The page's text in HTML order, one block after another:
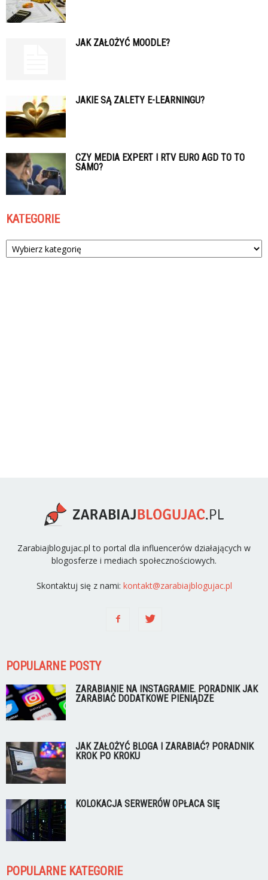
JAK ZAŁOŻYĆ MOODLE?
JAKIE SĄ ZALETY E-LEARNINGU?
CZY MEDIA EXPERT I RTV EURO AGD TO TO
SAMO?
KATEGORIE
Kategorie
Zarabiajblogujac.pl to portal dla influencerów działających w
blogosferze i mediach społecznościowych.
Skontaktuj się z nami: kontakt@zarabiajblogujac.pl
POPULARNE POSTY
ZARABIANIE NA INSTAGRAMIE. PORADNIK JAK
ZARABIAĆ DODATKOWE PIENIĄDZE
JAK ZAŁOŻYĆ BLOGA I ZARABIAĆ? PORADNIK
KROK PO KROKU
KOLOKACJA SERWERÓW OPŁACA SIĘ
POPULARNE KATEGORIE